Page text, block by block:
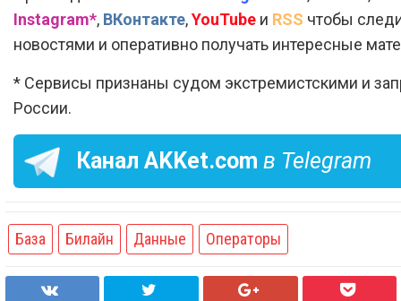
Instagram*, ВКонтакте,YouTube и RSS чтобы
новостями и оперативно получать интересные
* Сервисы признаны судом экстремистскими и
России.
Канал AKKet.com в Telegram
База Билайн Данные Операторы